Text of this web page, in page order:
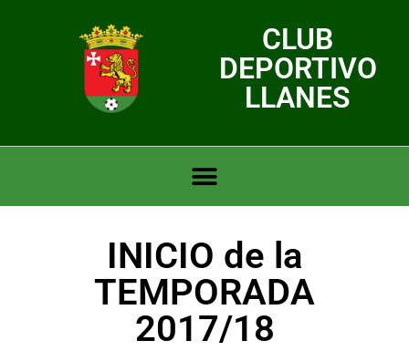
CLUB
DEPORTIVO
LLANES
INICIO de la
TEMPORADA
2017/18